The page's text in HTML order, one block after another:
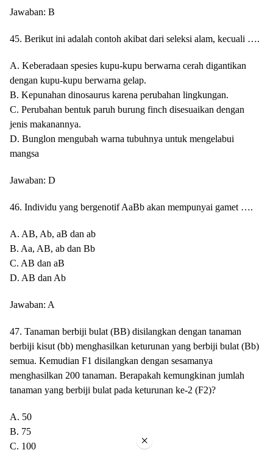
Jawaban: B
45. Berikut ini adalah contoh akibat dari seleksi alam, kecuali ….
A. Keberadaan spesies kupu-kupu berwarna cerah digantikan
dengan kupu-kupu berwarna gelap.
B. Kepunahan dinosaurus karena perubahan lingkungan.
C. Perubahan bentuk paruh burung finch disesuaikan dengan
jenis makanannya.
D. Bunglon mengubah warna tubuhnya untuk mengelabui
mangsa
Jawaban: D
46. Individu yang bergenotif AaBb akan mempunyai gamet ….
A. AB, Ab, aB dan ab
B. Aa, AB, ab dan Bb
C. AB dan aB
D. AB dan Ab
Jawaban: A
47. Tanaman berbiji bulat (BB) disilangkan dengan tanaman
berbiji kisut (bb) menghasilkan keturunan yang berbiji bulat (Bb)
semua. Kemudian F1 disilangkan dengan sesamanya
menghasilkan 200 tanaman. Berapakah kemungkinan jumlah
tanaman yang berbiji bulat pada keturunan ke-2 (F2)?
A. 50
B. 75
C. 100
×